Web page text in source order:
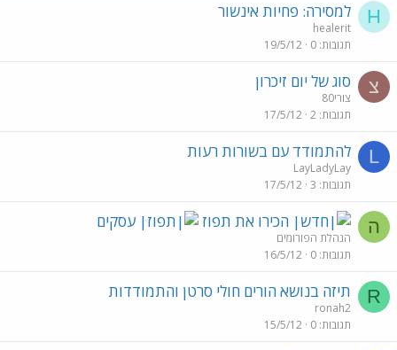
H למסירה: פחיות אינשור
healerit
תגובות 0
19/5/12
צ סוג של יום זיכרון
צורי80
תגובות 2
17/5/12
L להתמודד עם בשורות רעות
LayLadyLay
תגובות 3
17/5/12
ה הכירו את תפוז עסקים
הנהלת הפורומים
תגובות 0
16/5/12
R תיזה בנושא הורים חולי סרטן והתמודדות
ronah2
תגובות 0
15/5/12